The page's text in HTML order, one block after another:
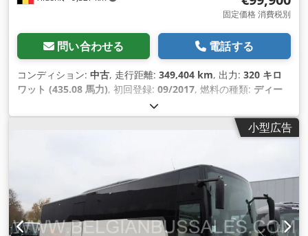
固定価格 消費税別
問い合わせる 電話する
コンディション: 中古, 走行距離: 349,404 km, 出力: 320 キロ
ワット (435.08 馬力), 初回登録: 09/2017, 燃料の種類: ディー
機械式
の他, ブレーキ:リターダ, 製造年:2017, 装備:ABS（アンチロ
ック・ブレーキ・システム）, エアコン, クルーズコントロール,
小型広告